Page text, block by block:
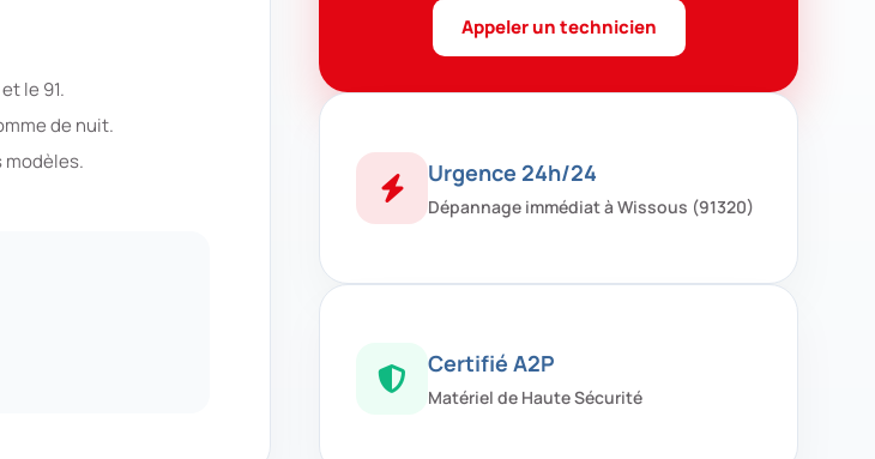
le 91.
de nuit.
modèles.
Appeler un technicien
Urgence 24h/24
Dépannage immédiat à Wissous (91320)
Certifié A2P
Matériel de Haute Sécurité